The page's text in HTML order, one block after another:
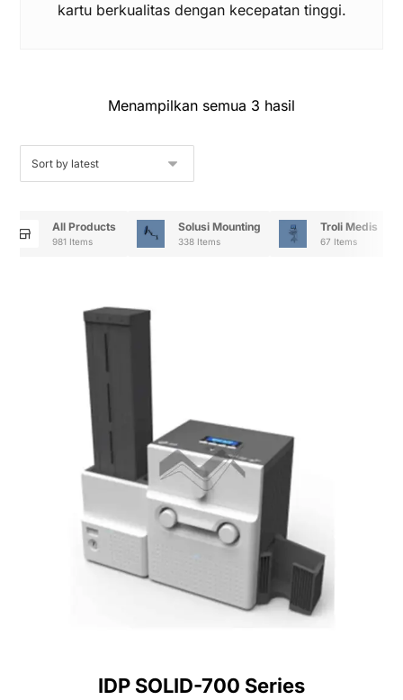
kartu berkualitas dengan kecepatan tinggi.
Menampilkan semua 3 hasil
All Products
981 Items
Solusi Mounting
338 Items
Troli Medis
67 Items
IDP SOLID-700 Series